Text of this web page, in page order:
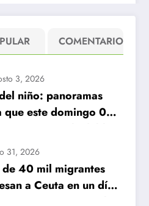
COMENTARIO
3, 2026
niño: panoramas
que este domingo 09
31, 2026
de 40 mil migrantes
a Ceuta en un día: